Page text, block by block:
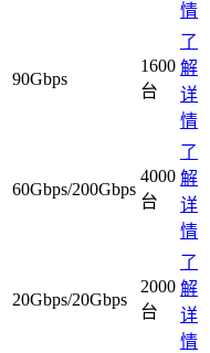
情
90Gbps
1600
台
了
解
详
情
60Gbps/200Gbps
4000
台
了
解
详
情
20Gbps/20Gbps
2000
台
了
解
详
情